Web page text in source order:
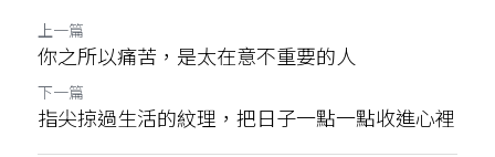
上一篇
你之所以痛苦，是太在意不重要的人
下一篇
指尖掠過生活的紋理，把日子一點一點收進心裡